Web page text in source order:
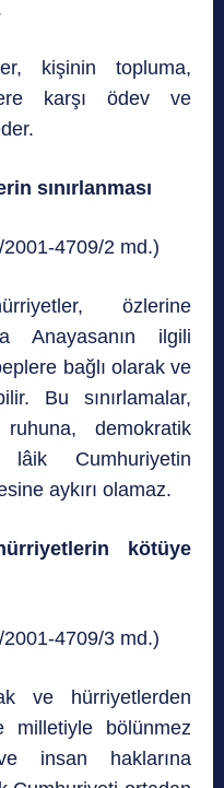
kişinin topluma,
karşı ödev ve
sınırlanması
4709/2 md.)
özlerine
Anayasanın ilgili
bağlı olarak ve
Bu sınırlamalar,
demokratik
Cumhuriyetin
aykırı olamaz.
kötüye
4709/3 md.)
ve hürriyetlerden
milletiyle bölünmez
insan haklarına